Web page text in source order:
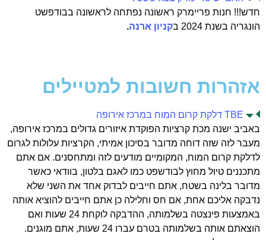
חדש!!! חנות פריימרק ראשונה נפתחה לראשונה בבודפשט
הונגריה בשנת 2024 ב
קניון ארנה.
אזהרות חשובות למטיילים
TBE דלקת קרום המוח במרכז אירופה
באביב ישנה מכת קרציות הפוקדת איזורים גדולים במרכז אירופה,
מעבר לזה שזה דוחה מדובר בסיכון אמיתי, הקרציות עלולות לגרום
לדלקת קרום המוח, המקומיים מודעים לזה ומתחסנים. אם אתם
מתכננים טיול מחוץ לבודשפט כמו לאגם בלטון, בוודאי כאשר
מדובר בלינה בשטח, אתם חייבים לבדוק אחד את השני שלא
נדבקה אליכם אחת, אם חס וחלילה כן אתם חייבים להוציא אותה
באמצעות פינצטה בשלמותה, ההדבקה לוקחת 24 שעות ואם
הוצאתם אותה בשלמותה בטרם עברו 24 שעות, אתם מוגנים.